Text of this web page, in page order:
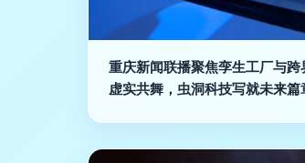
重庆新闻联播聚焦孪生工厂与
虚实共舞，虫洞科技写就未来篇